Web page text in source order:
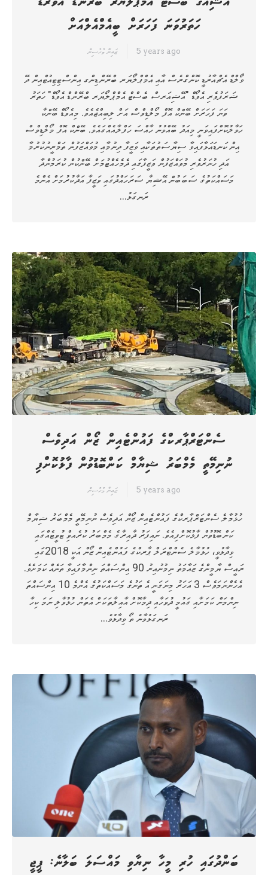
ހަތަރުވަނަ ފަހަރަށް ބީއެމްއެލްއަށް
ޒައިނާ މުހުސިން 5 years ago
ވޯލްޑް އެޗްއާރުޑީ ކޮންގްރެސް އާއި އެމްޕްލޯޔަރ ބްރޭންޑިންގ އިންސްޓިޓިއުޓްއިން ދޭ
ޝަރަފުވެރި އެވޯޑް "އޭޝިއަރސް ބެސްޓް އެމްޕްލޯޔަރ ބްރޭންޑް އެވޯޑް" ހަތަރު
ވަނަ ފަހަރަށް ބޭންކް އޮފް މޯލްޑިވްސް އަށް ލިބިއްޖެއެވެ. މިއެވޯޑް ބޭންކާ
ހަވާލުކޮށްފައިވަނީ މިއަދު ބޭއްވުނު ހާއްސަ ހަފްލާއެއްގައެވެ. ބޭންކް އޮފް މޯލްޑިވްސް
އިން ކަނޑައަޅާފައިވާ ސިޔާސަތުތަކާއި ވަޒީފާ ދިނުމާއި މުވައްޒަފުން ތަމްރީނުކުރުމާ
އަދި ހުނަރުވެރި މުވައްޒަފުން ވަޒީފާގައި ދެމެހެއްޓުމަށް ބޭންކުން ކުރަމުންދާ
މަސައްކަތުގެ ސަބަބުން އޭޝިޔާ ސަރަހައްދުގައި ވަޒީފާ އަދާކުރުމަށް އެންމެ
ރަނގަޅު…
ސެންޓަރްޕާރކްގެ ފައުންޓެއިން ޒޯން އަދިވެސް
ނުނިމޭތީ މެމްބަރު ޝިޔާމް ކަންބޮޑުވުން ފާޅުކޮށްފި
ޒައިނާ މުހުސިން 5 years ago
ހުޅުމާލެ ސެންޓަރްޕާރކްގެ ފައުންޓެއިން ޒޯން އަދިވެސް ނުނިމޭތީ މެމްބަރު ޝިޔާމް
ކަންބޮޑުވުން ފާޅުކޮށްފިއެވެ. ނައިފަރު ދާއިރާގެ މެމްބަރު ކުރެއވްި ޓުވީޓެއްގައި
ވިދާޅުވީ، ހުޅުމާލެ ސެންޓްރަލް ޕާރކްގެ ފައުންޓެއިން ޒޯން އަކީ 2018ގައި
ރައީސް ޔާމީންގެ ޒައާމަތު ނިމުނުއިރު 90 އިންސައްތަ ނިންމާފައިވާ ތަނެއް ކަމަށެވެ.
އެހެންނަމަވެސް 3 އަހަރު މިނަގަނީ އެ ތަނުގެ މަސައްކަތުގެ އެންމެ 10 އިންސައްތަ
ނިންމަން ކަމަށާއި ގައުމީ ދުވަހާއި ދިމާކޮށް އާއިލާތަކަށް އެތަން ހުޅުވާލި ނަމަ ކިހާ
ރަނގަޅުވާނެ ތޯ ވިދާޅުވެ…
ބަންދުގައި ހުރި މީހާ ނިޔާވި މައްސަލަ ބަލާނެ: ޕީޖީ